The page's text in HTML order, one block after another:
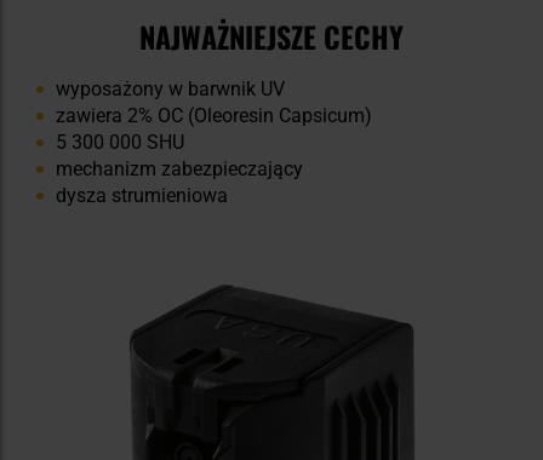
NAJWAŻNIEJSZE CECHY
wyposażony w barwnik UV
zawiera 2% OC (Oleoresin Capsicum)
5 300 000 SHU
mechanizm zabezpieczający
dysza strumieniowa